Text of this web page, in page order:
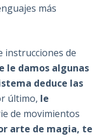
más
instrucciones de
le damos algunas
deduce las
último, le
de movimientos
arte de magia, te